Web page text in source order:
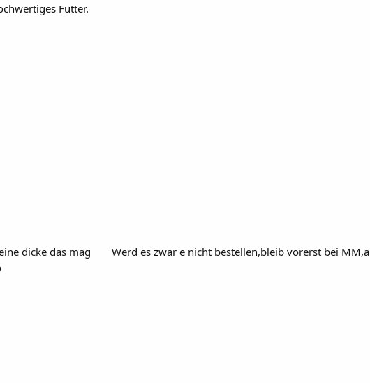
Futter.
dicke das mag
Werd es zwar e nicht bestellen,bleib vorerst bei